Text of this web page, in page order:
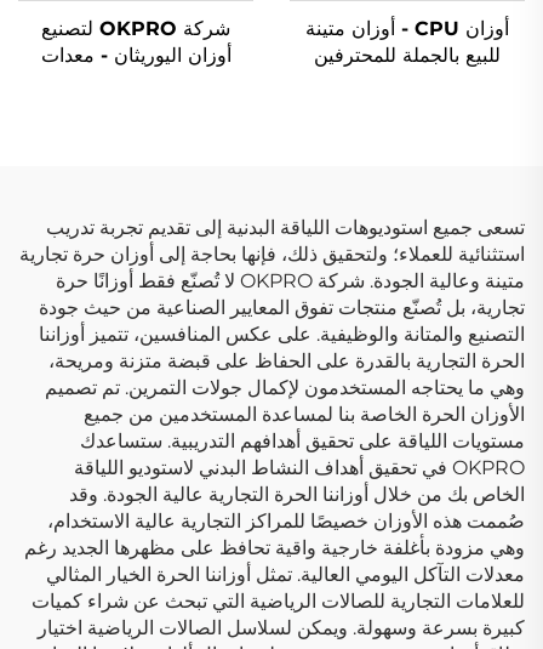
أوزان CPU - أوزان متينة
للبيع بالجملة للمحترفين
شركة OKPRO لتصنيع
أوزان اليوريثان - معدات
تسعى جميع استوديوهات اللياقة البدنية إلى تقديم تجربة تدريب
استثنائية للعملاء؛ ولتحقيق ذلك، فإنها بحاجة إلى أوزان حرة تجارية
متينة وعالية الجودة. شركة OKPRO لا تُصنّع فقط أوزانًا حرة
تجارية، بل تُصنّع منتجات تفوق المعايير الصناعية من حيث جودة
التصنيع والمتانة والوظيفية. على عكس المنافسين، تتميز أوزاننا
الحرة التجارية بالقدرة على الحفاظ على قبضة متزنة ومريحة،
وهي ما يحتاجه المستخدمون لإكمال جولات التمرين. تم تصميم
الأوزان الحرة الخاصة بنا لمساعدة المستخدمين من جميع
مستويات اللياقة على تحقيق أهدافهم التدريبية. ستساعدك
OKPRO في تحقيق أهداف النشاط البدني لاستوديو اللياقة
الخاص بك من خلال أوزاننا الحرة التجارية عالية الجودة. وقد
صُممت هذه الأوزان خصيصًا للمراكز التجارية عالية الاستخدام،
وهي مزودة بأغلفة خارجية واقية تحافظ على مظهرها الجديد رغم
معدلات التآكل اليومي العالية. تمثل أوزاننا الحرة الخيار المثالي
للعلامات التجارية للصالات الرياضية التي تبحث عن شراء كميات
كبيرة بسرعة وسهولة. ويمكن لسلاسل الصالات الرياضية اختيار